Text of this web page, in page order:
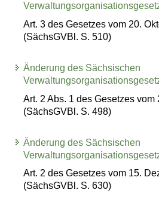
Art. 3 des Gesetzes vom 20.
(SächsGVBl. S. 510)
Änderung des Sächsischen
Art. 2 Abs. 1 des Gesetzes vom
(SächsGVBl. S. 498)
Änderung des Sächsischen
Art. 2 des Gesetzes vom 15.
(SächsGVBl. S. 630)